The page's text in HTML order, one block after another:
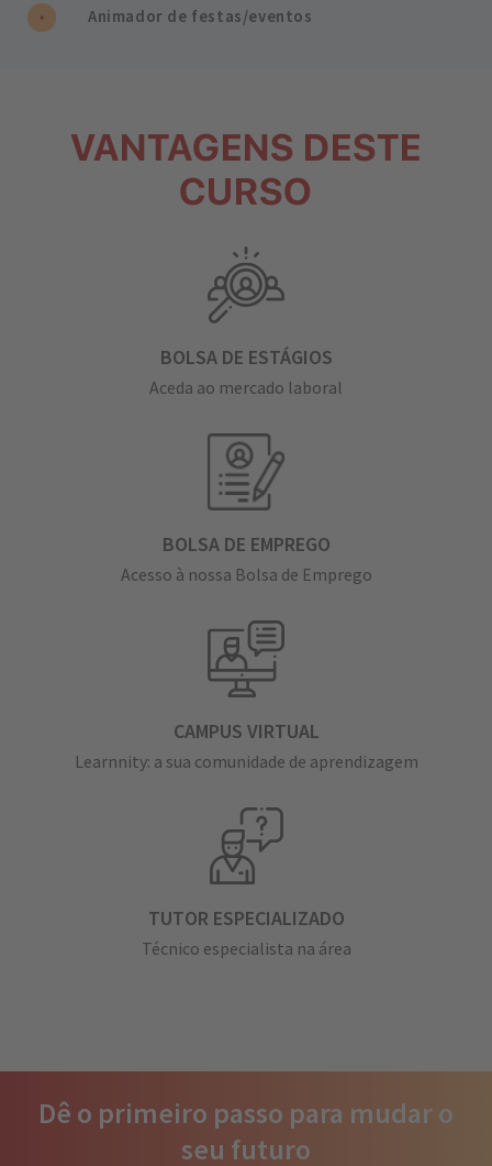
Animador de festas/eventos
VANTAGENS DESTE
CURSO
BOLSA DE ESTÁGIOS
Aceda ao mercado laboral
BOLSA DE EMPREGO
Acesso à nossa Bolsa de Emprego
CAMPUS VIRTUAL
Learnnity: a sua comunidade de aprendizagem
TUTOR ESPECIALIZADO
Técnico especialista na área
Dê o primeiro passo para mudar o
seu futuro